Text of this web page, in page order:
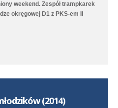
weekend. Zespół trampkarek
okręgowej D1 z PKS-em II
przegrał natomiast 4:9
długo było wyrównane, ale
z Kórnika. Gole dla Polonii
(2014)